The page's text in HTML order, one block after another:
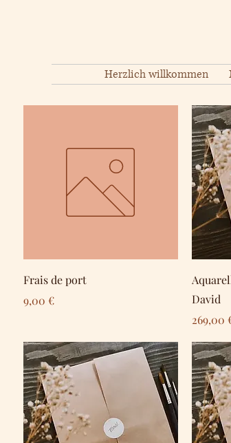
Herzlich willkommen
Schnellansicht
Frais de port
Preis
9,00 €
David
Preis
269,00